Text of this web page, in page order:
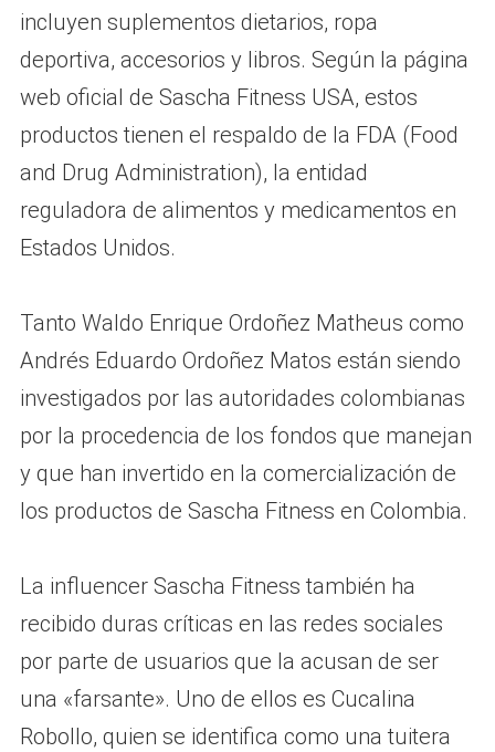
incluyen suplementos dietarios, ropa
deportiva, accesorios y libros. Según la página
web oficial de Sascha Fitness USA, estos
productos tienen el respaldo de la FDA (Food
and Drug Administration), la entidad
reguladora de alimentos y medicamentos en
Estados Unidos.
Tanto Waldo Enrique Ordoñez Matheus como
Andrés Eduardo Ordoñez Matos están siendo
investigados por las autoridades colombianas
por la procedencia de los fondos que manejan
y que han invertido en la comercialización de
los productos de Sascha Fitness en Colombia.
La influencer Sascha Fitness también ha
recibido duras críticas en las redes sociales
por parte de usuarios que la acusan de ser
una «farsante». Uno de ellos es Cucalina
Robollo, quien se identifica como una tuitera